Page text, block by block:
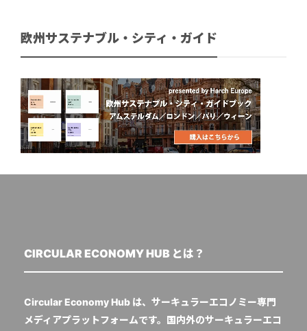
欧州サステナブル・シティ・ガイド
CIRCULAR ECONOMY HUB とは？
Circular Economy Hub は、サーキュラーエコノミー専門
メディアプラットフォームです。国内外のサーキュラーエコ